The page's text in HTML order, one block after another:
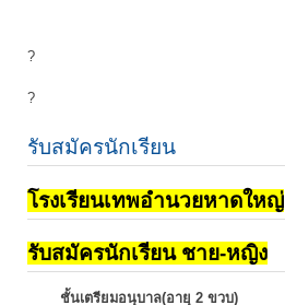
?
?
รับสมัครนักเรียน
โรงเรียนเทพอำนวยหาดใหญ่
รับสมัครนักเรียน ชาย-หญิง
ชั้นเตรียมอนุบาล(อายุ 2 ขวบ)